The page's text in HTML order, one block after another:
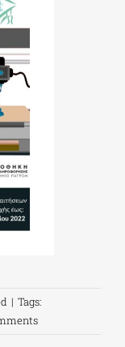
| Tags: